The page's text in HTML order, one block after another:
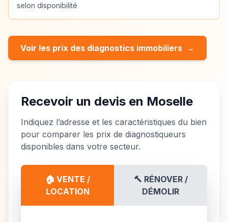
selon disponibilité
Voir les prix des diagnostics immobiliers →
Recevoir un devis en Moselle
Indiquez l’adresse et les caractéristiques du bien
pour comparer les prix de diagnostiqueurs
disponibles dans votre secteur.
🏠 VENTE /
LOCATION
🔨 RÉNOVER /
DÉMOLIR